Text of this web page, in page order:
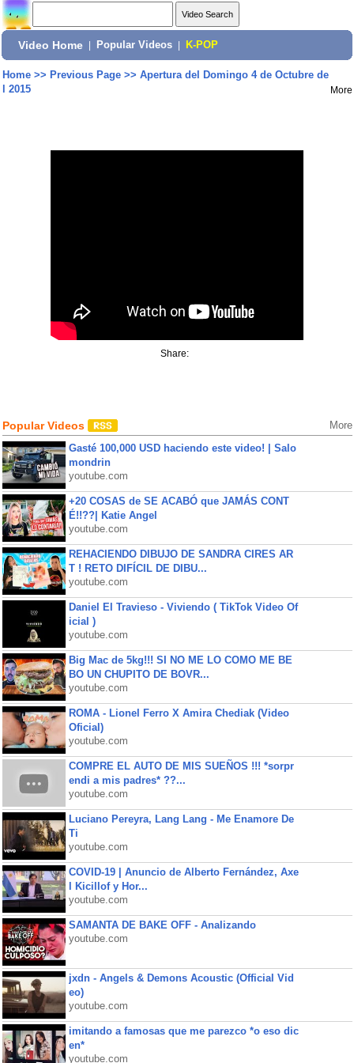
Video Home Popular Videos K-POP
Home>> Previous Page>> Apertura del Domingo 4 de Octubre de
l 2015
More
Share:
Popular Videos More
Gasté 100,000 USD haciendo este video! | Salo
mondrin
youtube.com
+20 COSAS de SE ACABÓ que JAMÁS CONT
É!!??| Katie Angel
youtube.com
REHACIENDO DIBUJO DE SANDRA CIRES AR
T ! RETO DIFÍCIL DE DIBU...
youtube.com
Daniel El Travieso - Viviendo ( TikTok Video Of
icial )
youtube.com
Big Mac de 5kg!!! SI NO ME LO COMO ME BE
BO UN CHUPITO DE BOVR...
youtube.com
ROMA - Lionel Ferro X Amira Chediak (Video
Oficial)
youtube.com
COMPRE EL AUTO DE MIS SUEÑOS !!! *sorpr
endi a mis padres* ??...
youtube.com
Luciano Pereyra, Lang Lang - Me Enamore De
Ti
youtube.com
COVID-19 | Anuncio de Alberto Fernández, Axe
l Kicillof y Hor...
youtube.com
SAMANTA DE BAKE OFF - Analizando
youtube.com
jxdn - Angels & Demons Acoustic (Official Vid
eo)
youtube.com
imitando a famosas que me parezco *o eso dic
en*
youtube.com